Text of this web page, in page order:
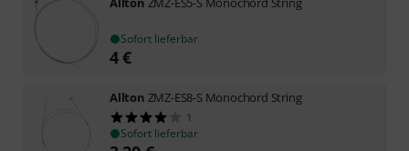
Sofort lieferbar
4€
Allton ZMZ-ES8-S Monochord String
1
Sofort lieferbar